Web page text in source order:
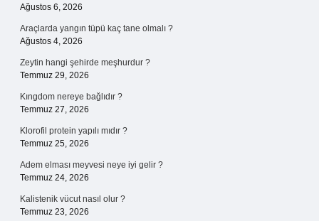
Ağustos 6, 2026
Araçlarda yangın tüpü kaç tane olmalı ?
Ağustos 4, 2026
Zeytin hangi şehirde meşhurdur ?
Temmuz 29, 2026
Kıngdom nereye bağlıdır ?
Temmuz 27, 2026
Klorofil protein yapılı mıdır ?
Temmuz 25, 2026
Adem elması meyvesi neye iyi gelir ?
Temmuz 24, 2026
Kalistenik vücut nasıl olur ?
Temmuz 23, 2026